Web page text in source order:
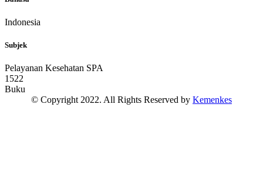
Indonesia
Subjek
Pelayanan Kesehatan SPA
1522
Buku
© Copyright 2022. All Rights Reserved by Kemenkes